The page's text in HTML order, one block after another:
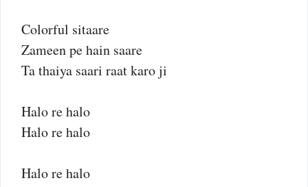
Colorful sitaare
Zameen pe hain saare
Ta thaiya saari raat karo ji
Halo re halo
Halo re halo
Halo re halo